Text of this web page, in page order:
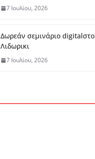
7 Ιουλίου, 2026
Δωρεάν σεμινάριο digitalστο
Λιδωρικι
7 Ιουλίου, 2026